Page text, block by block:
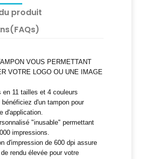
produit
VOUS PERMETTANT
VOTRE LOGO OU UNE IMAGE
en 11 tailles et 4 couleurs
d'un tampon pour
d'application.
"inusable" permettant
impressions.
d'impression de 600 dpi assure
rendu élevée pour votre